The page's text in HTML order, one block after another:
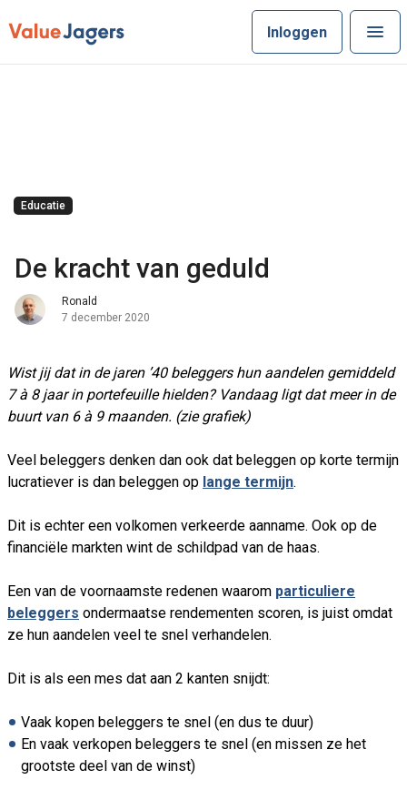
Inloggen
Educatie
De kracht van geduld
Ronald
7 december 2020
Wist jij dat in de jaren ’40 beleggers hun aandelen gemiddeld
7 à 8 jaar in portefeuille hielden? Vandaag ligt dat meer in de
buurt van 6 à 9 maanden. (zie grafiek)
Veel beleggers denken dan ook dat beleggen op korte termijn
lucratiever is dan beleggen op lange termijn.
Dit is echter een volkomen verkeerde aanname. Ook op de
financiële markten wint de schildpad van de haas.
Een van de voornaamste redenen waarom particuliere
beleggers ondermaatse rendementen scoren, is juist omdat
ze hun aandelen veel te snel verhandelen.
Dit is als een mes dat aan 2 kanten snijdt:
Vaak kopen beleggers te snel (en dus te duur)
En vaak verkopen beleggers te snel (en missen ze het
grootste deel van de winst)